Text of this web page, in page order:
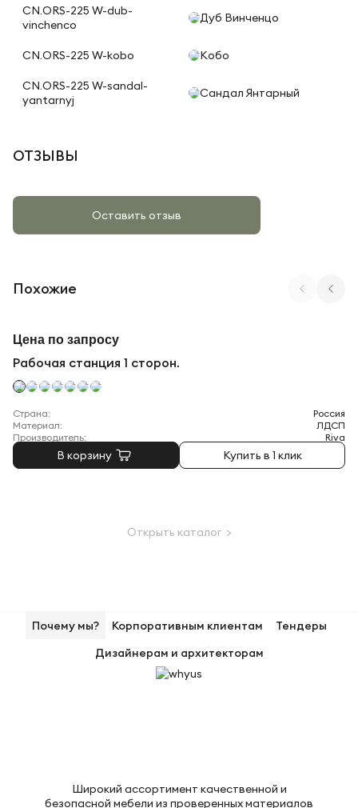
CN.ORS-225 W-dub-
vinchenco
Дуб Винченцо
CN.ORS-225 W-kobo Кобо
CN.ORS-225 W-sandal-
yantarnyj
Сандал Янтарный
ОТЗЫВЫ
Оставить отзыв
Похожие
Рабочая станция 1 сторон.
Цена по запросу
В корзину Купить в 1 клик
Страна:
Россия
Материал:
ЛДСП
Производитель:
Riva
Открыть каталог >
Почему мы? Корпоративным клиентам
Тендеры
Дизайнерам и архитекторам
Широкий ассортимент качественной и
безопасной мебели из проверенных материалов